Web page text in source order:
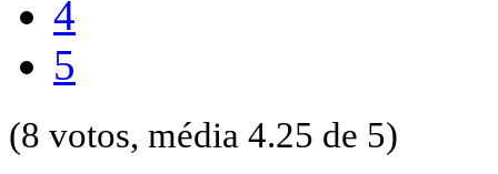
4
5
(8 votos, média 4.25 de 5)